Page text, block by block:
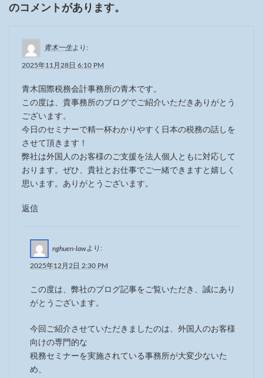
のコメントがあります。
青木一生より:
2025年11月28日 6:10 PM
青木国際税務会計事務所の青木です。
この度は、貴事務所のブログでご紹介いただきありがとう
ございます。
今日のセミナーで精一杯わかりやすく日本の税務の話しを
させて頂きます！
弊社は外国人のお客様のご支援を法人個人ともに対応して
おります。ぜひ、貴社とお仕事でご一緒できますと嬉しく
思います。ありがとうございます。
返信
nghuen-lawより:
2025年12月2日 2:30 PM
この度は、弊社のブログ記事をご覧いただき、誠にあり
がとうございます。
今回ご紹介させていただきましたのは、外国人のお客様
向けの専門的な
税務セミナーを実施されている事務所が大変少ないた
め、